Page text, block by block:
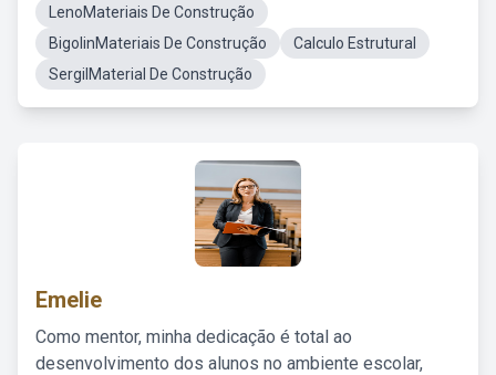
LenoMateriais De Construção
BigolinMateriais De Construção
Calculo Estrutural
SergilMaterial De Construção
Emelie
Como mentor, minha dedicação é total ao
desenvolvimento dos alunos no ambiente escolar,